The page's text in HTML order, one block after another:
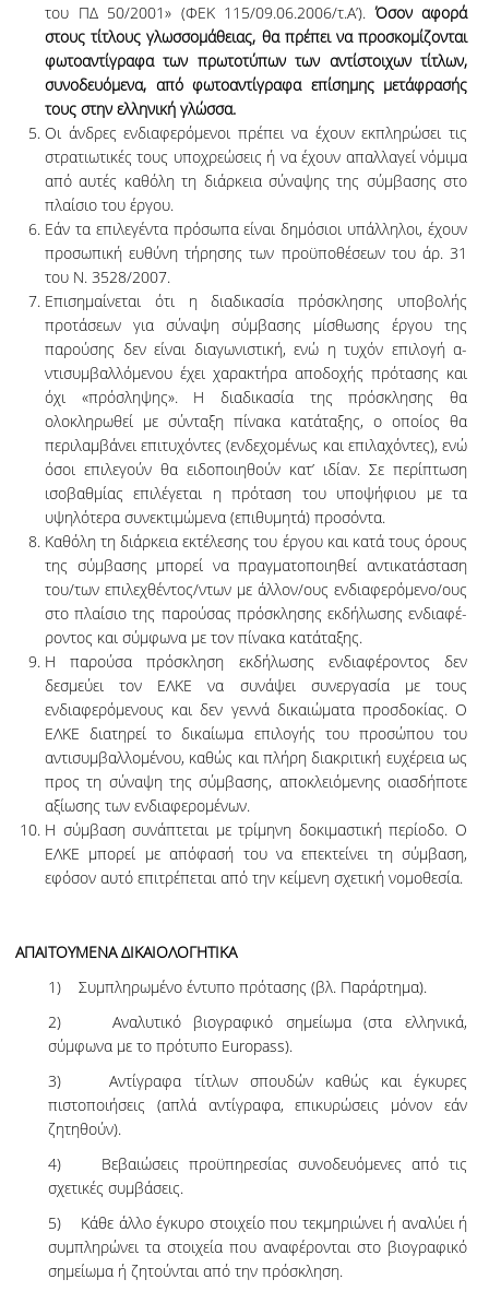
του ΠΔ 50/2001» (ΦΕΚ 115/09.06.2006/τ.Α’). Όσον αφορά
στους τίτλους γλωσσομάθειας, θα πρέπει να προσκομίζονται
φωτοαντίγραφα των πρωτοτύπων των αντίστοιχων τίτλων,
συνοδευόμενα, από φωτοαντίγραφα επίσημης μετάφρασής
τους στην ελληνική γλώσσα.
Οι άνδρες ενδιαφερόμενοι πρέπει να έχουν εκπληρώσει τις
στρατιωτικές τους υ­πο­­­χρε­ώσεις ή να έχουν απαλλαγεί νόμιμα
από αυτές καθόλη τη διάρκεια σύνα­ψης της σύμ­βα­σης στο
πλαίσιο του έργου.
Εάν τα επιλεγέντα πρόσωπα είναι δημόσιοι υπάλληλοι, έχουν
προσωπική ευθύνη τή­­ρησης των προϋποθέσεων του άρ. 31
του Ν. 3528/2007.
Επισημαίνεται ότι η διαδικασία πρόσκλησης υποβολής
προτάσεων για σύναψη σύμ­­­­­­­βασης μίσθωσης έργου της
παρούσης δεν είναι διαγωνιστική, ενώ η τυχόν ε­πι­­­λο­­γή α­
ντισυμβαλλόμενου έχει χαρακτήρα αποδοχής πρότασης και
όχι «πρόσ­λη­ψης». Η δι­αδικασία της πρόσκλησης θα
ολοκληρωθεί με σύνταξη πίνακα κα­τά­τα­ξης, ο ο­ποίος θα
περιλαμβάνει επιτυχόντες (ενδεχομένως και επιλαχόντες), ενώ
ό­­­σοι επι­λε­γούν θα ει­δοποιηθούν κατ’ ιδίαν. Σε περίπτωση
ισοβαθμίας ε­πι­λέγεται η πρό­τα­ση του υποψήφιου με τα
υψηλότερα συνεκτιμώμενα (επι­θυ­μη­­­τά) προσόντα.
Καθόλη τη διάρκεια εκτέλεσης του έργου και κατά τους όρους
της σύμβασης μπο­ρεί να πραγματοποιηθεί αντικατάσταση
του/των επιλεχθέντος/ντων με άλλον/­ους εν­­δια­φε­ρόμενο/ους
στο πλαίσιο της παρούσας πρόσκλησης εκδήλωσης εν­δι­α­­­φέ­
ρο­ντος και σύμφωνα με τον πίνακα κατάταξης.
Η παρούσα πρόσκληση εκδήλωσης ενδιαφέροντος δεν
δεσμεύει τον ΕΛΚΕ να συ­ν­ά­­ψει συνεργασία με τους
ενδιαφερόμενους και δεν γεν­νά δικαιώματα προσ­δο­κίας. Ο
ΕΛΚΕ δια­τη­ρεί το δικαίωμα επιλογής του προσώπου του
αντισυμ­βαλ­λο­μέ­­­νου, καθώς και πλήρη διακριτική ευχέρεια ως
προς τη σύναψη της σύμ­βα­σ­ης, α­­πο­­κλειό­με­νης οιασδήποτε
αξίωσης των ενδια­φε­ρο­μένων.
Η σύμβαση συνάπτεται με τρίμηνη δοκιμαστική περίοδο. Ο
ΕΛΚΕ μπορεί με απόφασή του να επεκτείνει τη σύμβαση,
εφόσον αυτό επιτρέ­πε­­­­­­ται από την κείμενη σχετική νομοθεσία.
ΑΠΑΙΤΟΥΜΕΝΑ ΔΙΚΑΙΟΛΟΓΗΤΙΚΑ
1) Συμπληρωμένο έντυπο πρότασης (βλ. Παράρτημα).
2) Αναλυτικό βιογραφικό σημείωμα (στα ελληνικά,
σύμφωνα με το πρότυπο Europass).
3) Αντίγραφα τίτλων σπουδών καθώς και έγκυρες
πιστοποιήσεις (απλά αντίγραφα, επικυρώσεις μόνον εάν
ζητηθούν).
4) Βεβαιώσεις προ­ϋ­­πη­ρε­σί­ας συνοδευόμενες από τις
σχετικές συμβάσεις.
5) Κάθε άλ­λο έγκυρο στοι­χείο που τεκμηριώνει ή αναλύει ή
συμπληρώνει τα στοι­χεί­α που α­ναφέρο­νται στο βιο­γρα­φι­­κό
ση­μεί­ωμα ή ζητούνται από την πρό­σκλη­ση.